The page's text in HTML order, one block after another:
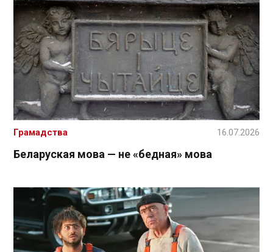
Беларуская мова — не «бедная» мова
Грамадства 16.07.2026